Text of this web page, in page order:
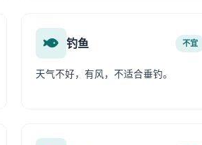
钓鱼 不宜
天气不好，有风，不适合垂钓。